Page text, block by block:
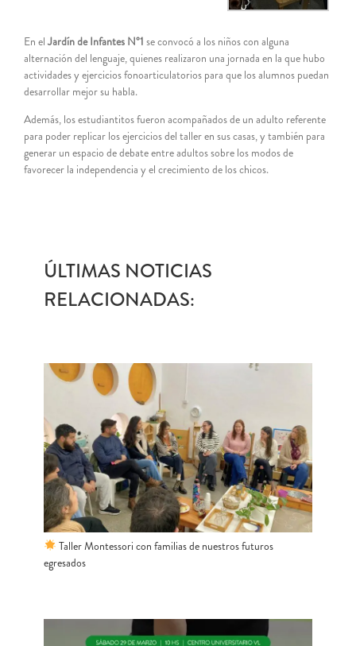
En elJardín de Infantes N°1 se convocó a los niños con alguna
alternación del lenguaje, quienes realizaron una jornada en la que hubo
actividades y ejercicios fonoarticulatorios para que los alumnos puedan
desarrollar mejor su habla.
Además, los estudiantitos fueron acompañados de un adulto referente
para poder replicar los ejercicios del taller en sus casas, y también para
generar un espacio de debate entre adultos sobre los modos de
favorecer la independencia y el crecimiento de los chicos.
ÚLTIMAS NOTICIAS
RELACIONADAS:
Taller Montessori con familias de nuestros futuros
egresados